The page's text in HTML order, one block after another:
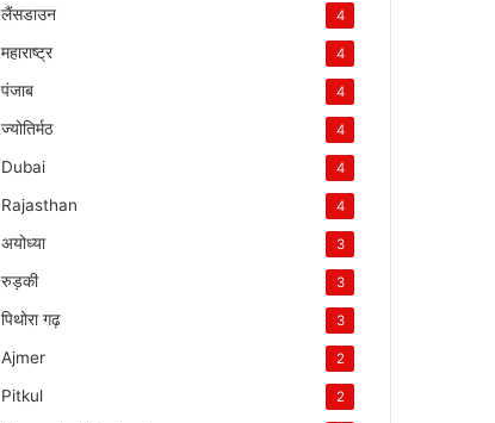
लैंसडाउन 4
महाराष्ट्र 4
पंजाब 4
ज्योतिर्मठ 4
Dubai 4
Rajasthan 4
अयोध्या 3
रुड़की 3
पिथोरा गढ़ 3
Ajmer 2
Pitkul 2